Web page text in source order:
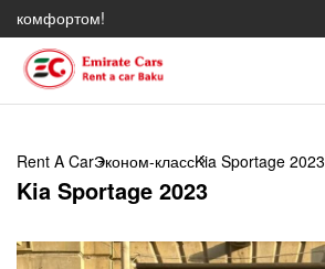
комфортом!
Rent A CarЭконом-классKia Sportage 2023
Kia Sportage 2023